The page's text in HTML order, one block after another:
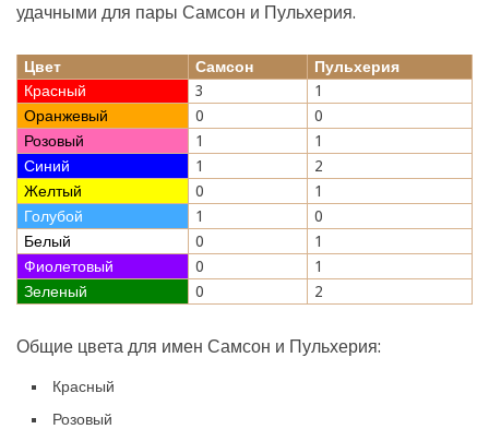
удачными для пары Самсон и Пульхерия.
Цвет Самсон
Пульхерия
Красный
3
1
Оранжевый
0
0
Розовый
1
1
Синий
1
2
Желтый
0
1
Голубой
1
0
Белый
0
1
Фиолетовый
0
1
Зеленый
0 2
Общие цвета для имен Самсон и Пульхерия:
Красный
Розовый